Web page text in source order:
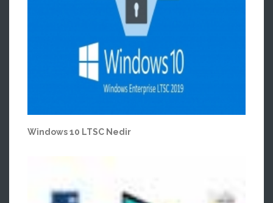
Windows 10 LTSC Nedir